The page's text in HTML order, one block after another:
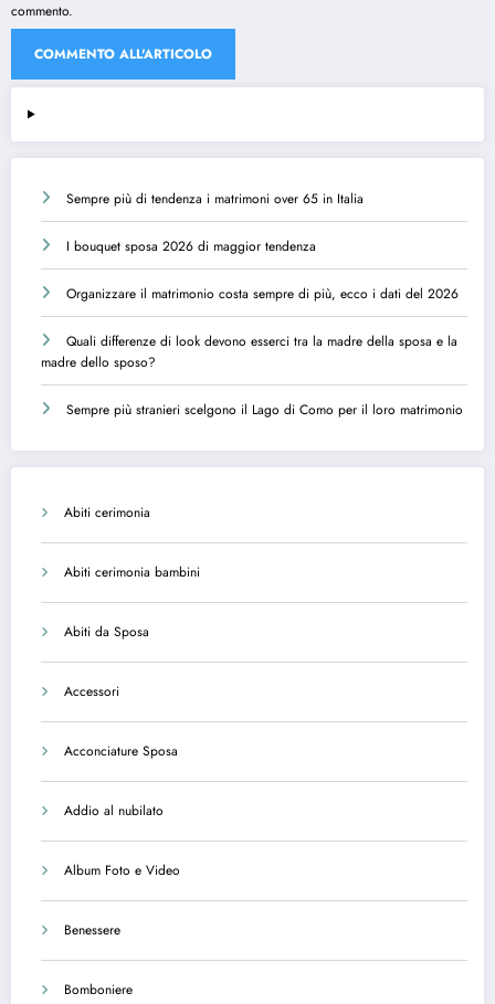
commento.
Sempre più di tendenza i matrimoni over 65 in Italia
I bouquet sposa 2026 di maggior tendenza
Organizzare il matrimonio costa sempre di più, ecco i dati del 2026
Quali differenze di look devono esserci tra la madre della sposa e la
madre dello sposo?
Sempre più stranieri scelgono il Lago di Como per il loro matrimonio
Abiti cerimonia
Abiti cerimonia bambini
Abiti da Sposa
Accessori
Acconciature Sposa
Addio al nubilato
Album Foto e Video
Benessere
Bomboniere